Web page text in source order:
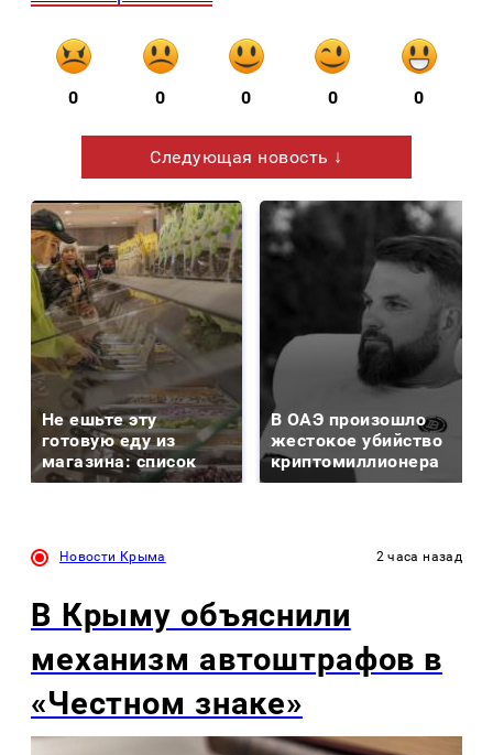
0 0 0 0 0
Следующая новость ↓
Не ешьте эту
готовую еду из
магазина: список
В ОАЭ произошло
жестокое убийство
криптомиллионера
Новости Крыма 2 часа назад
В Крыму объяснили
механизм автоштрафов в
«Честном знаке»